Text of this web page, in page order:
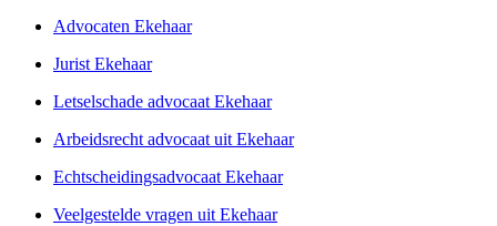
Advocaten Ekehaar
Jurist Ekehaar
Letselschade advocaat Ekehaar
Arbeidsrecht advocaat uit Ekehaar
Echtscheidingsadvocaat Ekehaar
Veelgestelde vragen uit Ekehaar